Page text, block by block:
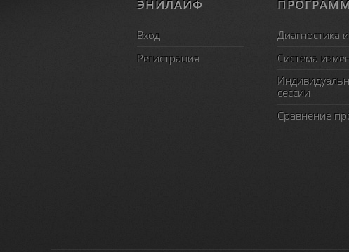
ЭНИЛАЙФ
Вход
Регистрация
Диагностика
Система
сессии
Сравнение